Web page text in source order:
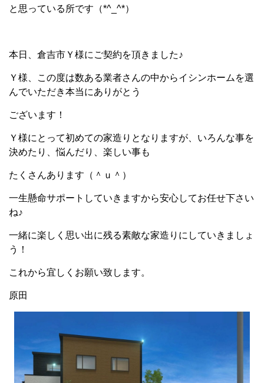
と思っている所です（*^_^*）
本日、倉吉市Ｙ様にご契約を頂きました♪
Ｙ様、この度は数ある業者さんの中からイシンホームを選
んでいただき本当にありがとう
ございます！
Ｙ様にとって初めての家造りとなりますが、いろんな事を
決めたり、悩んだり、楽しい事も
たくさんあります（＾ｕ＾）
一生懸命サポートしていきますから安心してお任せ下さい
ね♪
一緒に楽しく思い出に残る素敵な家造りにしていきましょ
う！
これから宜しくお願い致します。
原田